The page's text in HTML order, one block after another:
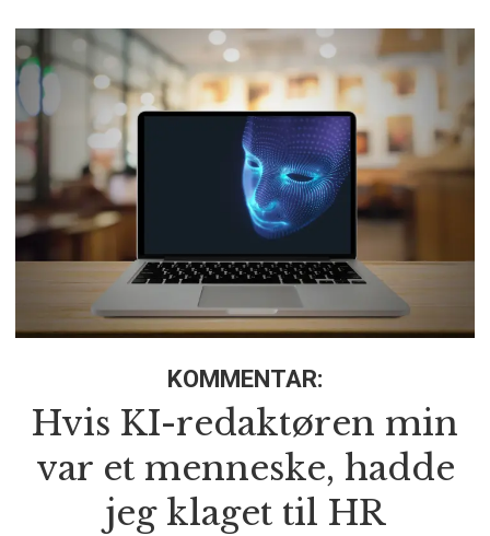
KOMMENTAR:
Hvis KI-redaktøren min
var et menneske, hadde
jeg klaget til HR